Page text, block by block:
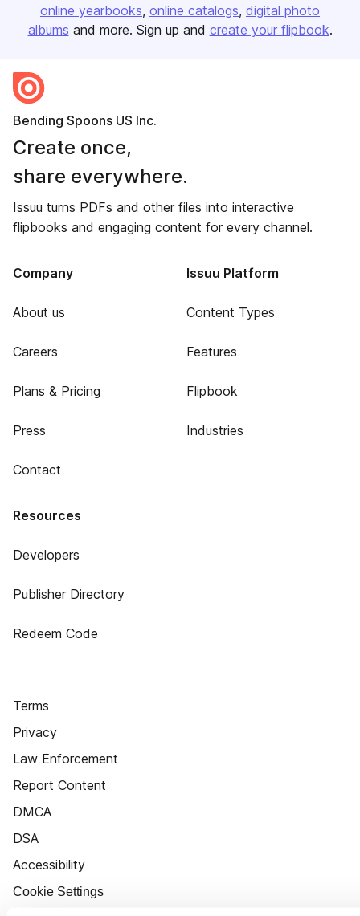
online yearbooks online catalogs digital photo
albums and more. Sign up and create your flipbook.
Bending Spoons US Inc.
Create once,
share everywhere.
Issuu turns PDFs and other files into interactive
flipbooks and engaging content for every channel.
Company
About us
Careers
Plans & Pricing
Press
Contact
Issuu Platform
Content Types
Features
Flipbook
Industries
Resources
Developers
Publisher Directory
Redeem Code
Terms
Privacy
Law Enforcement
Report Content
DMCA
DSA
Accessibility
Cookie Settings